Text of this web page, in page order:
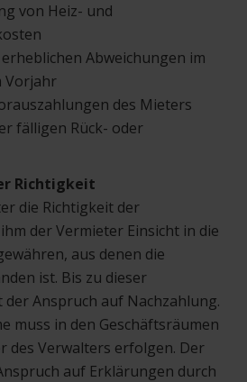
von Heiz- und
Abweichungen im
Vorjahr
des Mieters
fälligen Rück- oder
Richtigkeit
die Richtigkeit der
der Vermieter Einsicht in die
aus denen die
ist. Bis zu dieser
Anspruch auf Nachzahlung.
muss in den Geschäftsräumen
des Verwalters erfolgen. Der
auf Erklärungen durch